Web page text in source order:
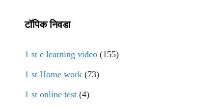
टॉपिक निवडा
1 st e learning video (155)
1 st Home work (73)
1 st online test (4)